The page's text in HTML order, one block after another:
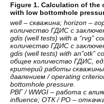
Figure 1. Calculation of
with low bottomhole
well – скважина; horizon –
количество ГДИС с
gdis (well tests) with a “rvg”
количество ГДИС с
gdis (well tests) with an”otk”
общее количество ГДИС,
критерий работы
давлением / operating
bottomhole pressure.
РВГ / WWGI – работа с
influence; ОТК / PO –